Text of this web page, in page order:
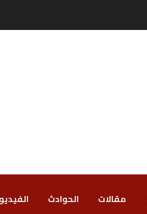
‏ مقالات ‏الحوادث ‏الفيديو